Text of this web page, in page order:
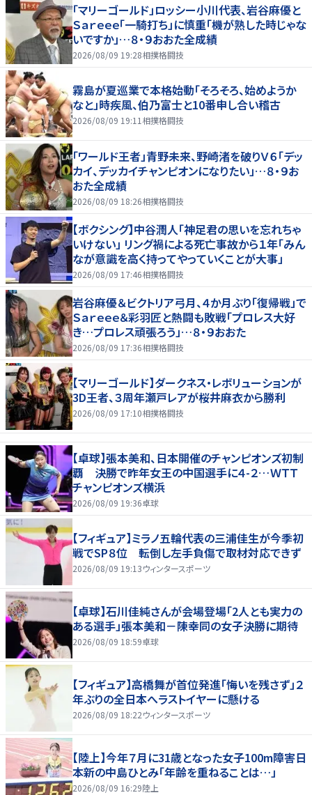
「マリーゴールド」ロッシー小川代表、岩谷麻優と
Ｓａｒｅｅｅ「一騎打ち」に慎重「機が熟した時じゃな
いですか」…８・９おおた全成績
2026/08/09 19:28相撲格闘技
霧島が夏巡業で本格始動「そろそろ、始めようか
なと」時疾風、伯乃富士と10番申し合い稽古
2026/08/09 19:11 相撲格闘技
「ワールド王者」青野未来、野崎渚を破りＶ６「デッ
カイ、デッカイチャンピオンになりたい」…８・９お
おた全成績
2026/08/09 18:26相撲格闘技
【ボクシング】中谷潤人「神足君の思いを忘れちゃ
いけない」 リング禍による死亡事故から１年「みん
なが意識を高く持ってやっていくことが大事」
2026/08/09 17:46相撲格闘技
岩谷麻優＆ビクトリア弓月、４か月ぶり「復帰戦」で
Ｓａｒｅｅｅ＆彩羽匠と熱闘も敗戦「プロレス大好
き…プロレス頑張ろう」…８・９おおた
2026/08/09 17:36相撲格闘技
【マリーゴールド】ダークネス・レボリューションが
3D王者、３周年瀬戸レアが桜井麻衣から勝利
2026/08/09 17:10相撲格闘技
【卓球】張本美和、日本開催のチャンピオンズ初制
覇 決勝で昨年女王の中国選手に４-２…ＷＴＴ
チャンピオンズ横浜
2026/08/09 19:36卓球
【フィギュア】ミラノ五輪代表の三浦佳生が今季初
戦でSP８位 転倒し左手負傷で取材対応できず
2026/08/09 19:13ウィンタースポーツ
【卓球】石川佳純さんが会場登場「2人とも実力の
ある選手」張本美和－陳幸同の女子決勝に期待
2026/08/09 18:59卓球
【フィギュア】高橋舞が首位発進「悔いを残さず」２
年ぶりの全日本へラストイヤーに懸ける
2026/08/09 18:22ウィンタースポーツ
【陸上】今年７月に31歳となった女子100m障害日
本新の中島ひとみ「年齢を重ねることは…」
2026/08/09 16:29陸上